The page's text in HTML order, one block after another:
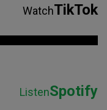
WatchTikTok
ListenSpotify